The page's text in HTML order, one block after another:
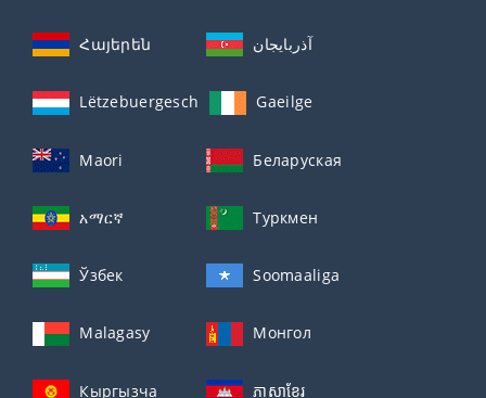
Հայերեն آذربايجان
Lëtzebuergesch Gaeilge
Maori Беларуская
አማርኛ Туркмен
Ўзбек Soomaaliga
Malagasy Монгол
Кыргызча ភាសាខ្មែរ